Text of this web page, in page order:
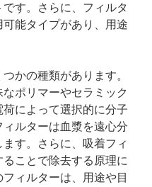
す。さらに、フィルタ
能タイプがあり、用途
かの種類があります。
ポリマーやセラミック
によって選択的に分子
ルターは血漿を遠心分
す。さらに、吸着フィ
ことで除去する原理に
ィルターは、用途や目